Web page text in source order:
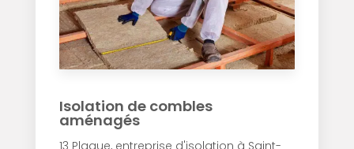
Isolation de combles
aménagés